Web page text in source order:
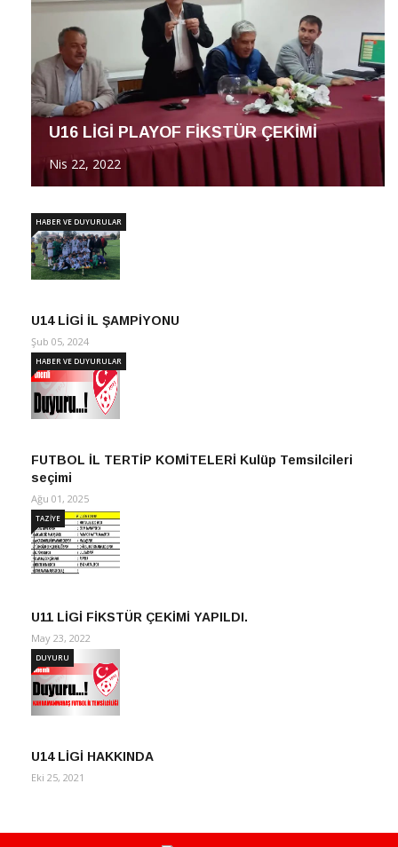
U16 LİGİ PLAYOF FİKSTÜR ÇEKİMİ
Nis 22, 2022
U14 LİGİ İL ŞAMPİYONU
HABER VE DUYURULAR
Şub 05, 2024
FUTBOL İL TERTİP KOMİTELERİ Kulüp Temsilcileri
seçimi
HABER VE DUYURULAR
Ağu 01, 2025
U11 LİGİ FİKSTÜR ÇEKİMİ YAPILDI.
TAZİYE
May 23, 2022
U14 LİGİ HAKKINDA
DUYURU
Eki 25, 2021